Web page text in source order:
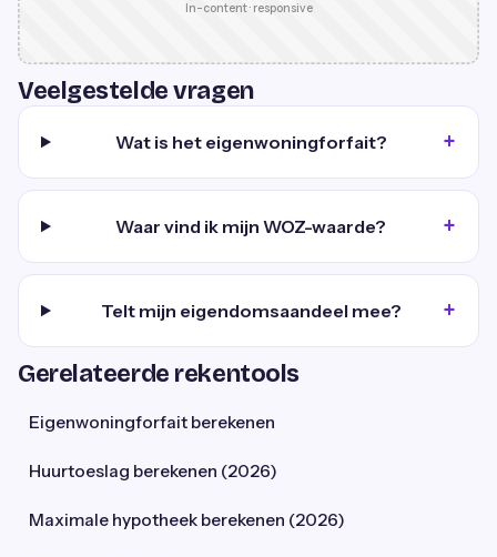
In-content · responsive
Veelgestelde vragen
Wat is het eigenwoningforfait?
Waar vind ik mijn WOZ-waarde?
Telt mijn eigendomsaandeel mee?
Gerelateerde rekentools
Eigenwoningforfait berekenen
Huurtoeslag berekenen (2026)
Maximale hypotheek berekenen (2026)